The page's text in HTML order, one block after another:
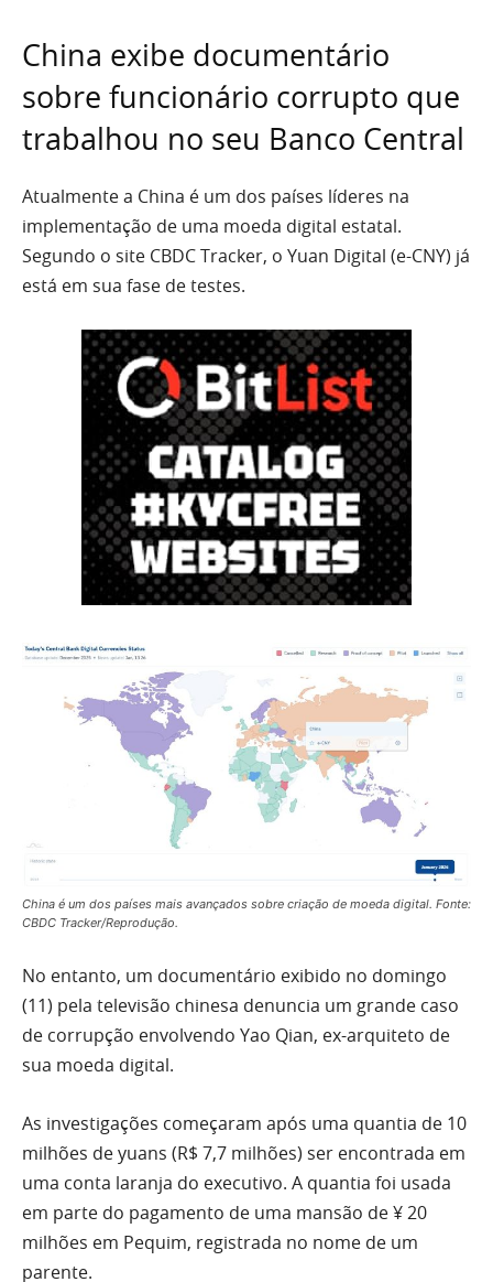
China exibe documentário
sobre funcionário corrupto que
trabalhou no seu Banco Central
Atualmente a China é um dos países líderes na
implementação de uma moeda digital estatal.
Segundo o site CBDC Tracker, o Yuan Digital (e-CNY) já
está em sua fase de testes.
China é um dos países mais avançados sobre criação de moeda digital. Fonte:
CBDC Tracker/Reprodução.
No entanto, um documentário exibido no domingo
(11) pela televisão chinesa denuncia um grande caso
de corrupção envolvendo Yao Qian, ex-arquiteto de
sua moeda digital.
As investigações começaram após uma quantia de 10
milhões de yuans (R$ 7,7 milhões) ser encontrada em
uma conta laranja do executivo. A quantia foi usada
em parte do pagamento de uma mansão de ¥ 20
milhões em Pequim, registrada no nome de um
parente.